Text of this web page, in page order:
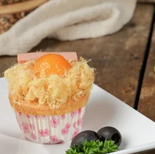
Em
Tượng
Nước – Điện Lạnh Dân Dụng
Ô Tô
Điện Tử Ô Tô Cơ Bản
Dân Dụng